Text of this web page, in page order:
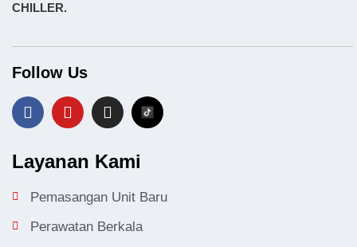
CHILLER.
Follow Us
Layanan Kami
Pemasangan Unit Baru
Perawatan Berkala